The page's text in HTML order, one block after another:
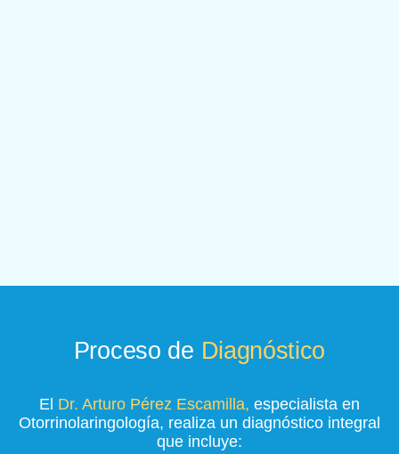
Proceso de Diagnóstico
El Dr. Arturo Pérez Escamilla, especialista en
Otorrinolaringología, realiza un diagnóstico integral
que incluye: